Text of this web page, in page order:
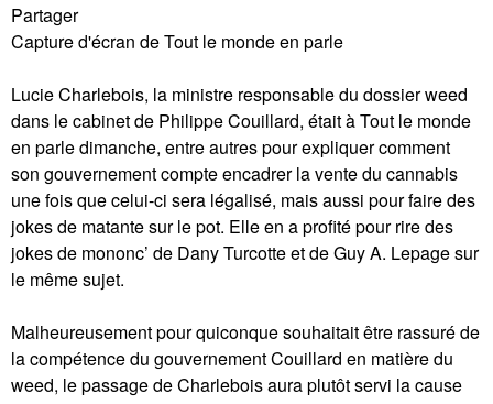
Partager
Capture d'écran de Tout le monde en parle
Lucie Charlebois, la ministre responsable du dossier weed
dans le cabinet de Philippe Couillard, était à Tout le monde
en parle dimanche, entre autres pour expliquer comment
son gouvernement compte encadrer la vente du cannabis
une fois que celui-ci sera légalisé, mais aussi pour faire des
jokes de matante sur le pot. Elle en a profité pour rire des
jokes de mononc’ de Dany Turcotte et de Guy A. Lepage sur
le même sujet.
Malheureusement pour quiconque souhaitait être rassuré de
la compétence du gouvernement Couillard en matière du
weed, le passage de Charlebois aura plutôt servi la cause